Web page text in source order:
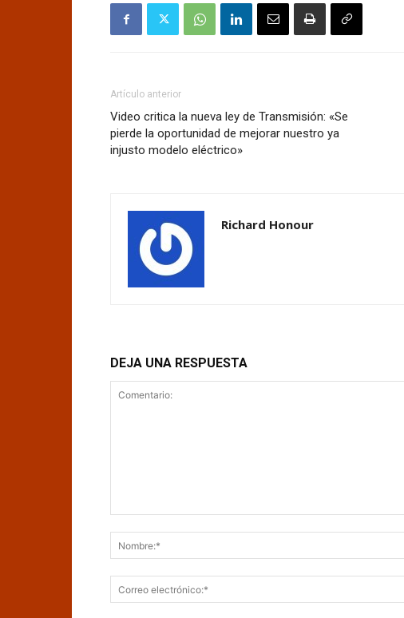
Artículo anterior
Video critica la nueva ley de Transmisión: «Se
pierde la oportunidad de mejorar nuestro ya
injusto modelo eléctrico»
Richard Honour
DEJA UNA RESPUESTA